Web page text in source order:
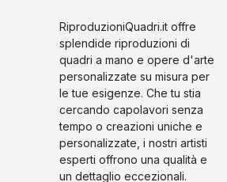
RiproduzioniQuadri.it offre
splendide riproduzioni di
quadri a mano e opere d'arte
personalizzate su misura per
le tue esigenze. Che tu stia
cercando capolavori senza
tempo o creazioni uniche e
personalizzate, i nostri artisti
esperti offrono una qualità e
un dettaglio eccezionali.